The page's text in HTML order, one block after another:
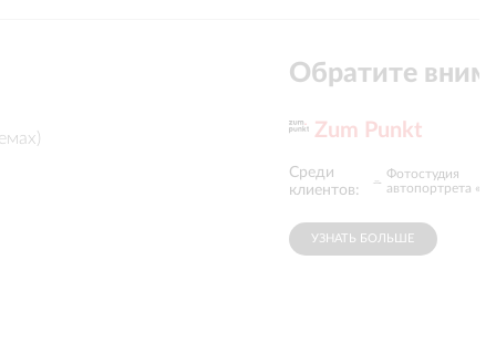
Обратите
Zum Punkt
Среди
клиентов:
Консалтинговая
компания «...
Фотостудия
автопортрета «...
УЗНАТЬ БОЛЬШЕ